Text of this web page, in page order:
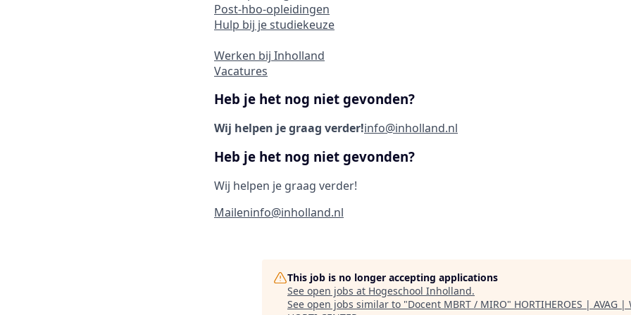
Post-hbo-opleidingen
Hulp bij je studiekeuze
Werken bij Inholland
Vacatures
Heb je het nog niet gevonden?
Wij helpen je graag verder!info@inholland.nl
Heb je het nog niet gevonden?
Wij helpen je graag verder!
Maileninfo@inholland.nl
This job is no longer accepting applications
See open jobs at Hogeschool Inholland.
See open jobs similar to "Docent MBRT / MIRO" HORTIHEROES | AVAG |